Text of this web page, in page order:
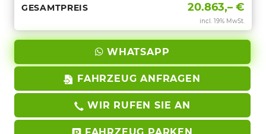
GESAMTPREIS 20.863,– €
incl. 19% MwSt.
WHATSAPP
FAHRZEUG ANFRAGEN
WIR RUFEN SIE AN